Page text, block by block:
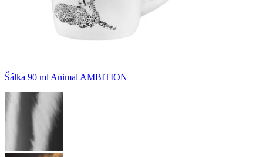
Šálka 90 ml Animal AMBITION